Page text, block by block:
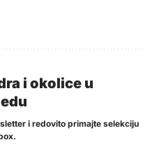
i okolice u
i redovito primajte selekciju